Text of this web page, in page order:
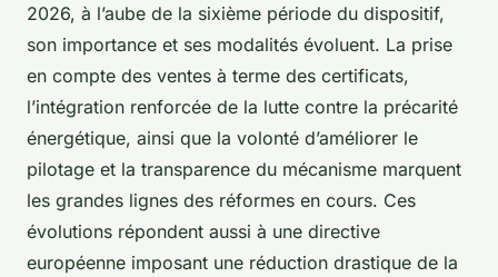
2026, à l’aube de la sixième période du dispositif,
son importance et ses modalités évoluent. La prise
en compte des ventes à terme des certificats,
l’intégration renforcée de la lutte contre la précarité
énergétique, ainsi que la volonté d’améliorer le
pilotage et la transparence du mécanisme marquent
les grandes lignes des réformes en cours. Ces
évolutions répondent aussi à une directive
européenne imposant une réduction drastique de la